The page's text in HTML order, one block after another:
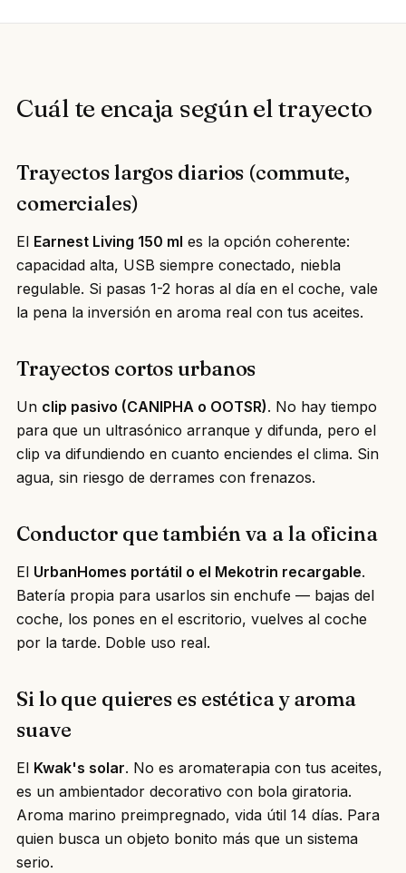
Cuál te encaja según el trayecto
Trayectos largos diarios (commute,
comerciales)
El Earnest Living 150 ml es la opción coherente:
capacidad alta, USB siempre conectado, niebla
regulable. Si pasas 1-2 horas al día en el coche, vale
la pena la inversión en aroma real con tus aceites.
Trayectos cortos urbanos
Un clip pasivo (CANIPHA o OOTSR). No hay tiempo
para que un ultrasónico arranque y difunda, pero el
clip va difundiendo en cuanto enciendes el clima. Sin
agua, sin riesgo de derrames con frenazos.
Conductor que también va a la oficina
El UrbanHomes portátil o el Mekotrin recargable.
Batería propia para usarlos sin enchufe — bajas del
coche, los pones en el escritorio, vuelves al coche
por la tarde. Doble uso real.
Si lo que quieres es estética y aroma
suave
El Kwak's solar. No es aromaterapia con tus aceites,
es un ambientador decorativo con bola giratoria.
Aroma marino preimpregnado, vida útil 14 días. Para
quien busca un objeto bonito más que un sistema
serio.